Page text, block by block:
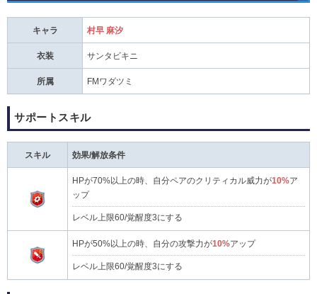
キャラ 村早 麻汐
衣装 サンタビキニ
所属 FMワダツミ
サポートスキル
スキル 効果/解放条件
HPが70%以上の時、自分ペアのクリティカル威力が10%ア
ップ
レベル上限60/覚醒度3にする
HPが50%以上の時、自分の攻撃力が10%アップ
レベル上限60/覚醒度3にする